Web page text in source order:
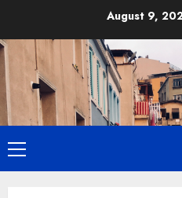
content
August 9,
Primary
Menu